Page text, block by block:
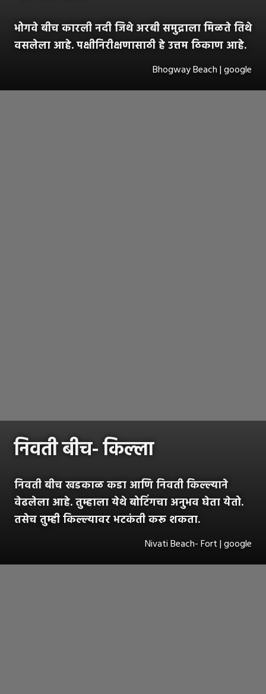
भोगवे बीच कारली नदी जिथे अरबी समुद्राला मिळते तिथे
वसलेला आहे. पक्षीनिरीक्षणासाठी हे उत्तम ठिकाण आहे.
Bhogway Beach | google
निवती बीच- किल्ला
निवती बीच खडकाळ कडा आणि निवती किल्ल्याने
वेढलेला आहे. तुम्हाला येथे बोटिंगचा अनुभव घेता येतो.
तसेच तुम्ही किल्ल्यावर भटकंती करू शकता.
Nivati Beach- Fort | google